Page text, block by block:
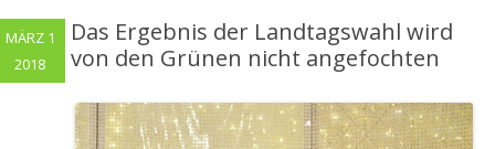
Das Ergebnis der Landtagswahl wird
von den Grünen nicht angefochten
MÄRZ 1
2018